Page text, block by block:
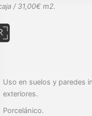
/ 31,00€ m2.
Uso en suelos y paredes
exteriores.
Porcelánico.